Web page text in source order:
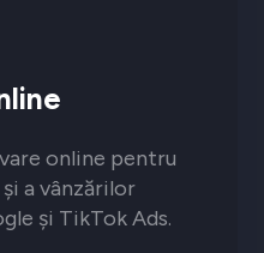
online pentru
a vânzărilor
și TikTok Ads.